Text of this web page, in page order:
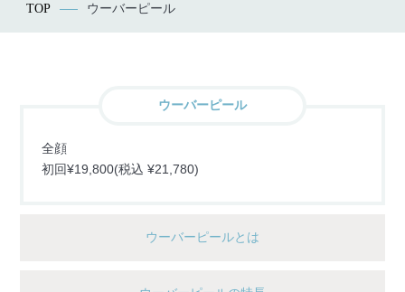
TOP ウーバーピール
ウーバーピール
全顔
初回¥19,800(税込 ¥21,780)
ウーバーピールとは